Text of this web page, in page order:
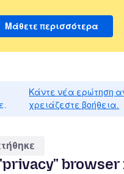
Μάθετε περισσότερα
Κάντε νέα ερώτηση
χρειάζεστε βοήθεια.
browser